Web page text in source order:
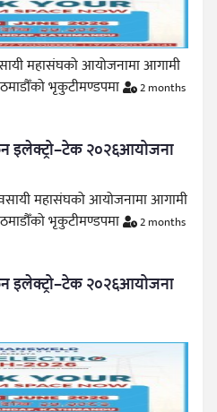
महासंघको आयोजनामा आगामी
भृकुटीमण्डपमा
2 months
इलेक्ट्रो–टेक २०२६आयोजना
महासंघको आयोजनामा आगामी
भृकुटीमण्डपमा
2 months
इलेक्ट्रो–टेक २०२६आयोजना